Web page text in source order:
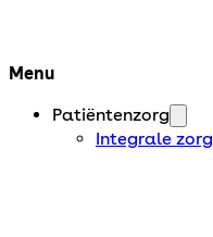
Menu
Patiëntenzorg
Integrale zorg